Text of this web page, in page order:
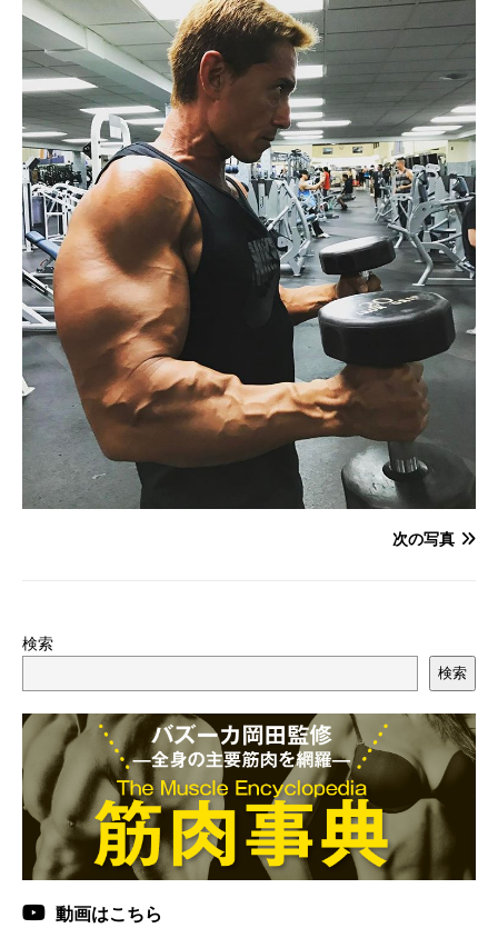
次の写真
検索
検索
動画はこちら